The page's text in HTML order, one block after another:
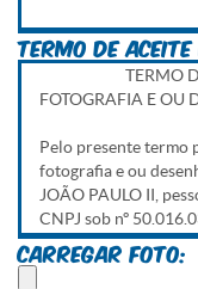
Termo de
Carregar foto: